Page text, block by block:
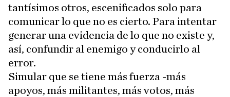
tantísimos otros, escenificados solo para
comunicar lo que no es cierto. Para intentar
generar una evidencia de lo que no existe y,
así, confundir al enemigo y conducirlo al
error.
Simular que se tiene más fuerza -más
apoyos, más militantes, más votos, más